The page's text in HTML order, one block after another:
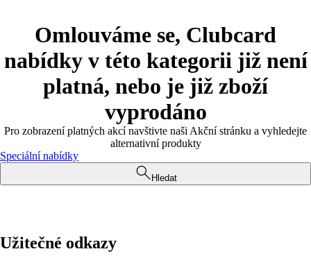
Omlouváme se, Clubcard
nabídky v této kategorii již není
platná, nebo je již zboží
vyprodáno
Pro zobrazení platných akcí navštivte naši Akční stránku a vyhledejte
alternativní produkty
Speciální nabídky
Hledat
Užitečné odkazy